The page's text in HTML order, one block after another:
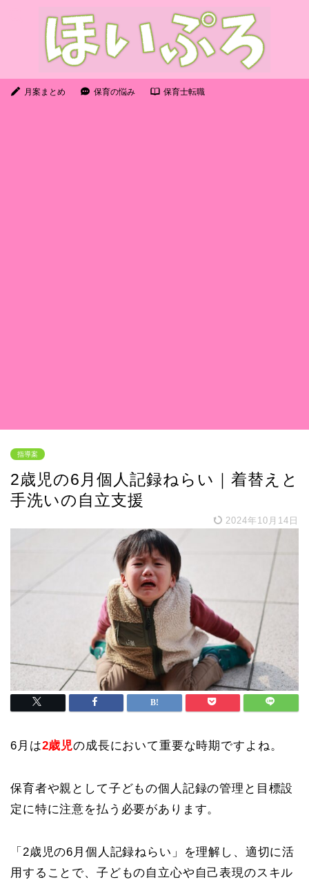
月案まとめ 保育の悩み 保育士転職
指導案
2歳児の6月個人記録ねらい｜着替えと
手洗いの自立支援
2024年10月14日
6月は2歳児の成長において重要な時期ですよね。
保育者や親として子どもの個人記録の管理と目標設
定に特に注意を払う必要があります。
「2歳児の6月個人記録ねらい」を理解し、適切に活
用することで、子どもの自立心や自己表現のスキル